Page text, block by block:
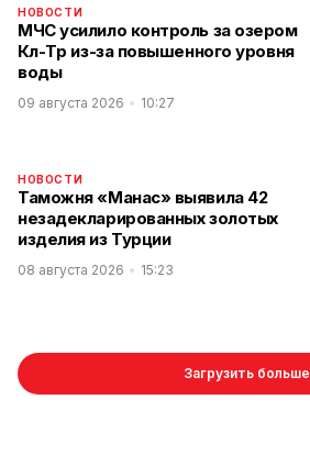
НОВОСТИ
МЧС усилило контроль за озером
Көл-Төр из-за повышенного уровня
воды
09 августа 2026 10:27
НОВОСТИ
Таможня «Манас» выявила 42
незадекларированных золотых
изделия из Турции
08 августа 2026 15:23
Загрузить больше